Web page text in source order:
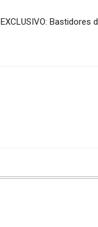
EXCLUSIVO: Bastidores